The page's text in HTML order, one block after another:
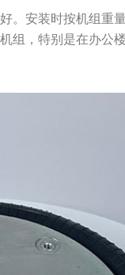
。安装时按机组重
组，特别是在办公